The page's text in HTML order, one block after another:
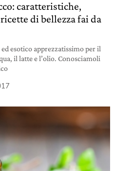
caratteristiche,
di bellezza fai da
esotico apprezzatissimo per il
il latte e l’olio. Conosciamoli